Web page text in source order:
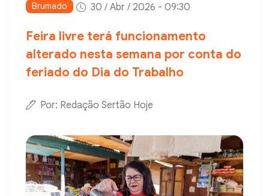
Brumado 30 / Abr / 2026 - 09:30
Feira livre terá funcionamento
alterado nesta semana por conta do
feriado do Dia do Trabalho
Por: Redação Sertão Hoje